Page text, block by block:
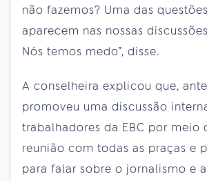
não fazemos? Uma das
aparecem nas nossas
Nós temos medo”, disse.
A conselheira explicou que,
promoveu uma discussão
trabalhadores da EBC por meio
reunião com todas as praças e
para falar sobre o jornalismo e